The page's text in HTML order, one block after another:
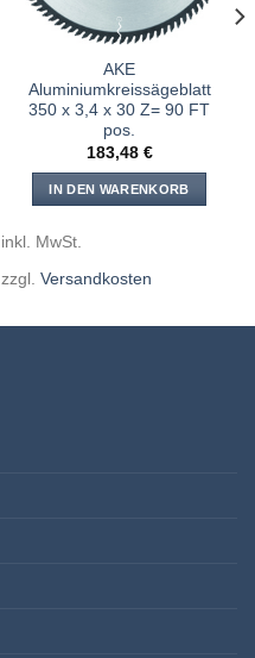
AKE
Aluminiumkreissägeblatt
350 x 3,4 x 30 Z= 90 FT
pos.
183,48 €
IN DEN WARENKORB
inkl. MwSt.
zzgl. Versandkosten